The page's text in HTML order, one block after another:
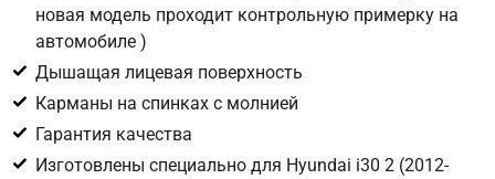
новая модель проходит контрольную примерку на
автомобиле )
Дышащая лицевая поверхность
Карманы на спинках с молнией
Гарантия качества
Изготовлены специально для Hyundai i30 2 (2012-